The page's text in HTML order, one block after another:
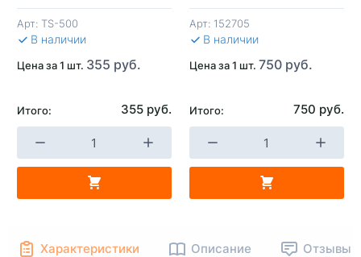
Арт: TS-500
В наличии
Цена за 1 шт. 355 руб.
Итого: 355 руб.
Арт: 152705
В наличии
Цена за 1 шт. 750 руб.
Итого: 750 руб.
-
Характеристики Описание Отзывы